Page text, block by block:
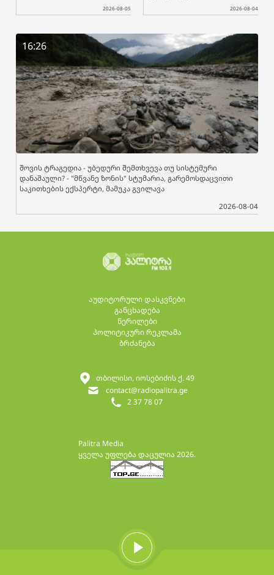
2026-08-05
2026-08-04
16:26
შოვის ტრაგედია - უბედური შემთხვევა თუ სისტემური
დანაშაული? - "მწვანე ზონის" სტუმარია, გარემოსდაცვითი
საკითხების ექსპერტი, მამუკა გვილავა
2026-08-04
აუდიტორული დასკვნები
განცხადება
წერილები
პოლიტიკური რეკლამა
ბრძანება
Palitra Media
ყველა უფლება დაცულია 2026.
2 37 78 07
contact@radiopalitra.ge
თბილისი, იოსებიძის ქ. 49